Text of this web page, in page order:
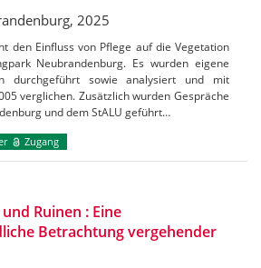
2025
den Einfluss von Pflege auf die Vegetation
Neubrandenburg. Es wurden eigene
durchgeführt sowie analysiert und mit
verglichen. Zusätzlich wurden Gespräche
und dem StALU geführt…
Zugang
Ruinen : Eine
Betrachtung vergehender